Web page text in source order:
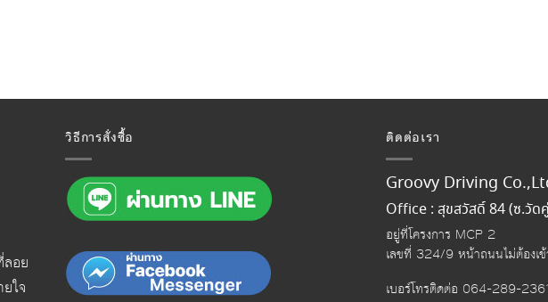
อย
ใจ
วิธีการสั่งซื้อ ติดต่อเรา
Groovy Driving
Office : สุขสวัสดิ์ 84 (ซ.วัด
อยู่ที่โครงการ MCP 2
เลขที่ 324/9 หน้าถนนไม่ต้องเข้
เบอร์โทรติดต่อ 064-289-